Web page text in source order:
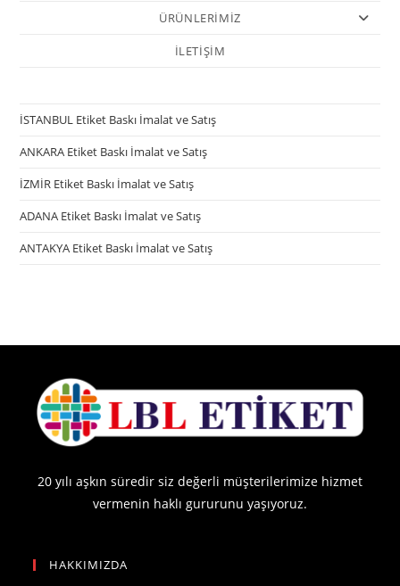
ÜRÜNLERİMİZ
İLETİŞİM
İSTANBUL Etiket Baskı İmalat ve Satış
ANKARA Etiket Baskı İmalat ve Satış
İZMİR Etiket Baskı İmalat ve Satış
ADANA Etiket Baskı İmalat ve Satış
ANTAKYA Etiket Baskı İmalat ve Satış
20 yılı aşkın süredir siz değerli müşterilerimize hizmet
vermenin haklı gururunu yaşıyoruz.
HAKKIMIZDA